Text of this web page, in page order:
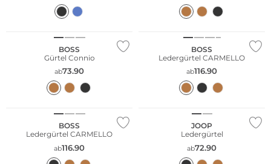
BOSS
Gürtel Connio
ab73.90
BOSS
Ledergürtel CARMELLO
ab116.90
BOSS
Ledergürtel CARMELLO
ab116.90
JOOP
Ledergürtel
ab72.90